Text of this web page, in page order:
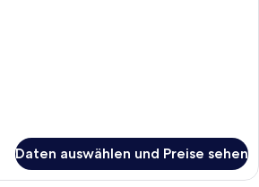
Daten auswählen und Preise sehen